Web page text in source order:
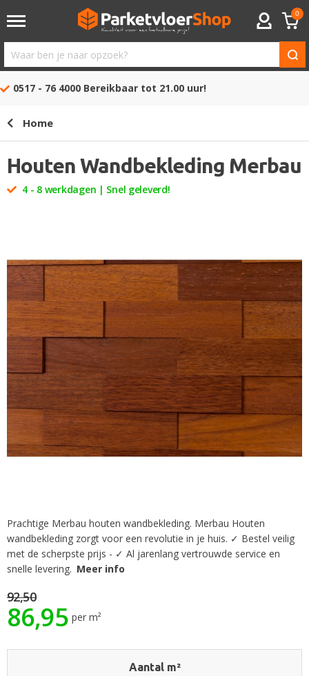
ACCOUNT
0
Waar
ben
opzoek?
0517 - 76 4000 Bereikbaar tot 21.00 uur!
Home
Houten Wandbekleding Merbau
4 - 8 werkdagen | Snel geleverd!
einde
van
de
afbeeldingen-
gallerij
Ga
naar
het
begin
de
afbeeldingen-
gallerij
Prachtige Merbau houten wandbekleding. Merbau Houten
wandbekleding zorgt voor een revolutie in je huis. ✓ Bestel veilig
met de scherpste prijs - ✓ Al jarenlang vertrouwde service en
snelle levering. Meer info
92,50
86,95 per m²
Aantal m²